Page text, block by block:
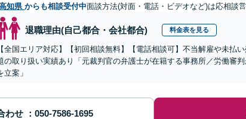
知県 からも相談受付中面談方法(対面・電話・ビデオなど)は応相談
退職理由(自己都合・会社都合) 料金表を見る
【全国エリア対応】【初回相談無料】【電話相談可】不当解雇や未払
の取り扱い実績あり「元裁判官の弁護士が在籍する事務所／労働審
立案」
わせ